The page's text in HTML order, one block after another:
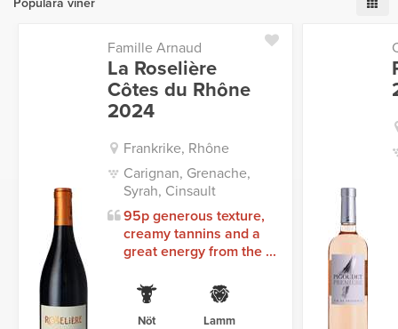
Populära viner
Famille Arnaud
La Roselière
Côtes du Rhône
2024
Frankrike, Rhône
Carignan, Grenache,
Syrah, Cinsault
95p generous texture,
creamy tannins and a
great energy from the ...
Nöt Lamm